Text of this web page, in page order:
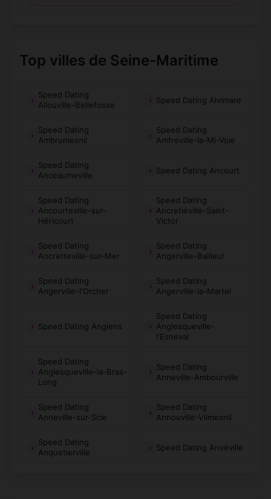
Top villes de Seine-Maritime
Speed Dating
Allouville-Bellefosse
Speed Dating Alvimare
Speed Dating
Ambrumesnil
Speed Dating
Amfreville-la-Mi-Voie
Speed Dating
Anceaumeville
Speed Dating Ancourt
Speed Dating
Ancourteville-sur-
Héricourt
Speed Dating
Ancretiéville-Saint-
Victor
Speed Dating
Ancretteville-sur-Mer
Speed Dating
Angerville-Bailleul
Speed Dating
Angerville-l'Orcher
Speed Dating
Angerville-la-Martel
Speed Dating Angiens
Speed Dating
Anglesqueville-
l'Esneval
Speed Dating
Anglesqueville-la-Bras-
Long
Speed Dating
Anneville-Ambourville
Speed Dating
Anneville-sur-Scie
Speed Dating
Annouville-Vilmesnil
Speed Dating
Anquetierville
Speed Dating Anvéville